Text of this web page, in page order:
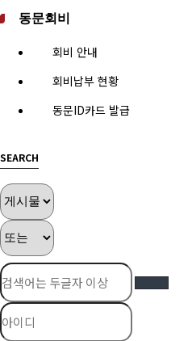
동문회비
회비 안내
회비납부 현황
동문ID카드 발급
SEARCH